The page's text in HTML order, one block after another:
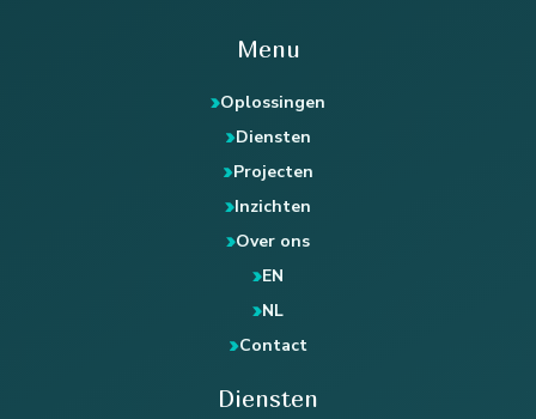
Menu
Oplossingen
Diensten
Projecten
Inzichten
Over ons
EN
NL
Contact
Diensten